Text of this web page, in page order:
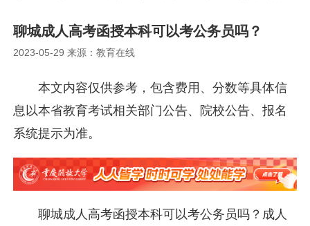
聊城成人高考函授本科可以考公务员吗？
2023-05-29 来源：教育在线
本文内容仅供参考，包含费用、分数等具体信
息以本省教育考试相关部门公告、院校公告、报名
系统提示为准。
聊城成人高考函授本科可以考公务员吗？成人